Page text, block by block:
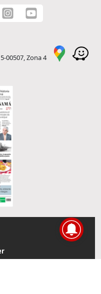
00507, Zona 4
actualidad directamente en